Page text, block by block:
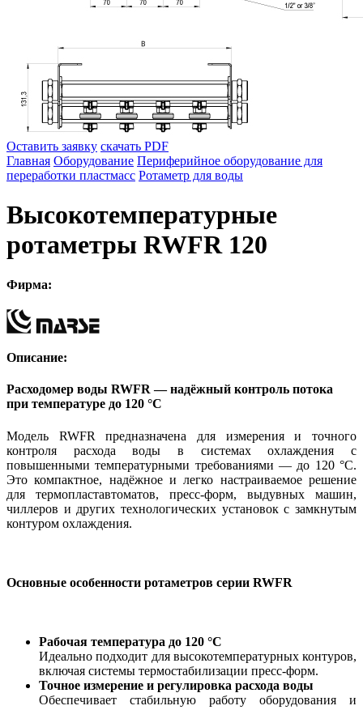
Оставить заявку скачать PDF
Главная Оборудование Периферийное оборудование для
переработки пластмасс Ротаметр для воды
Высокотемпературные
ротаметры RWFR 120
Фирма:
Описание:
Расходомер воды RWFR — надёжный контроль потока
при температуре до 120 °C
Модель RWFR предназначена для измерения и точного
контроля расхода воды в системах охлаждения с
повышенными температурными требованиями — до 120 °C.
Это компактное, надёжное и легко настраиваемое решение
для термопластавтоматов, пресс-форм, выдувных машин,
чиллеров и других технологических установок с замкнутым
контуром охлаждения.
Основные особенности ротаметров серии RWFR
Рабочая температура до 120 °C
Идеально подходит для высокотемпературных контуров,
включая системы термостабилизации пресс-форм.
Точное измерение и регулировка расхода воды
Обеспечивает стабильную работу оборудования и